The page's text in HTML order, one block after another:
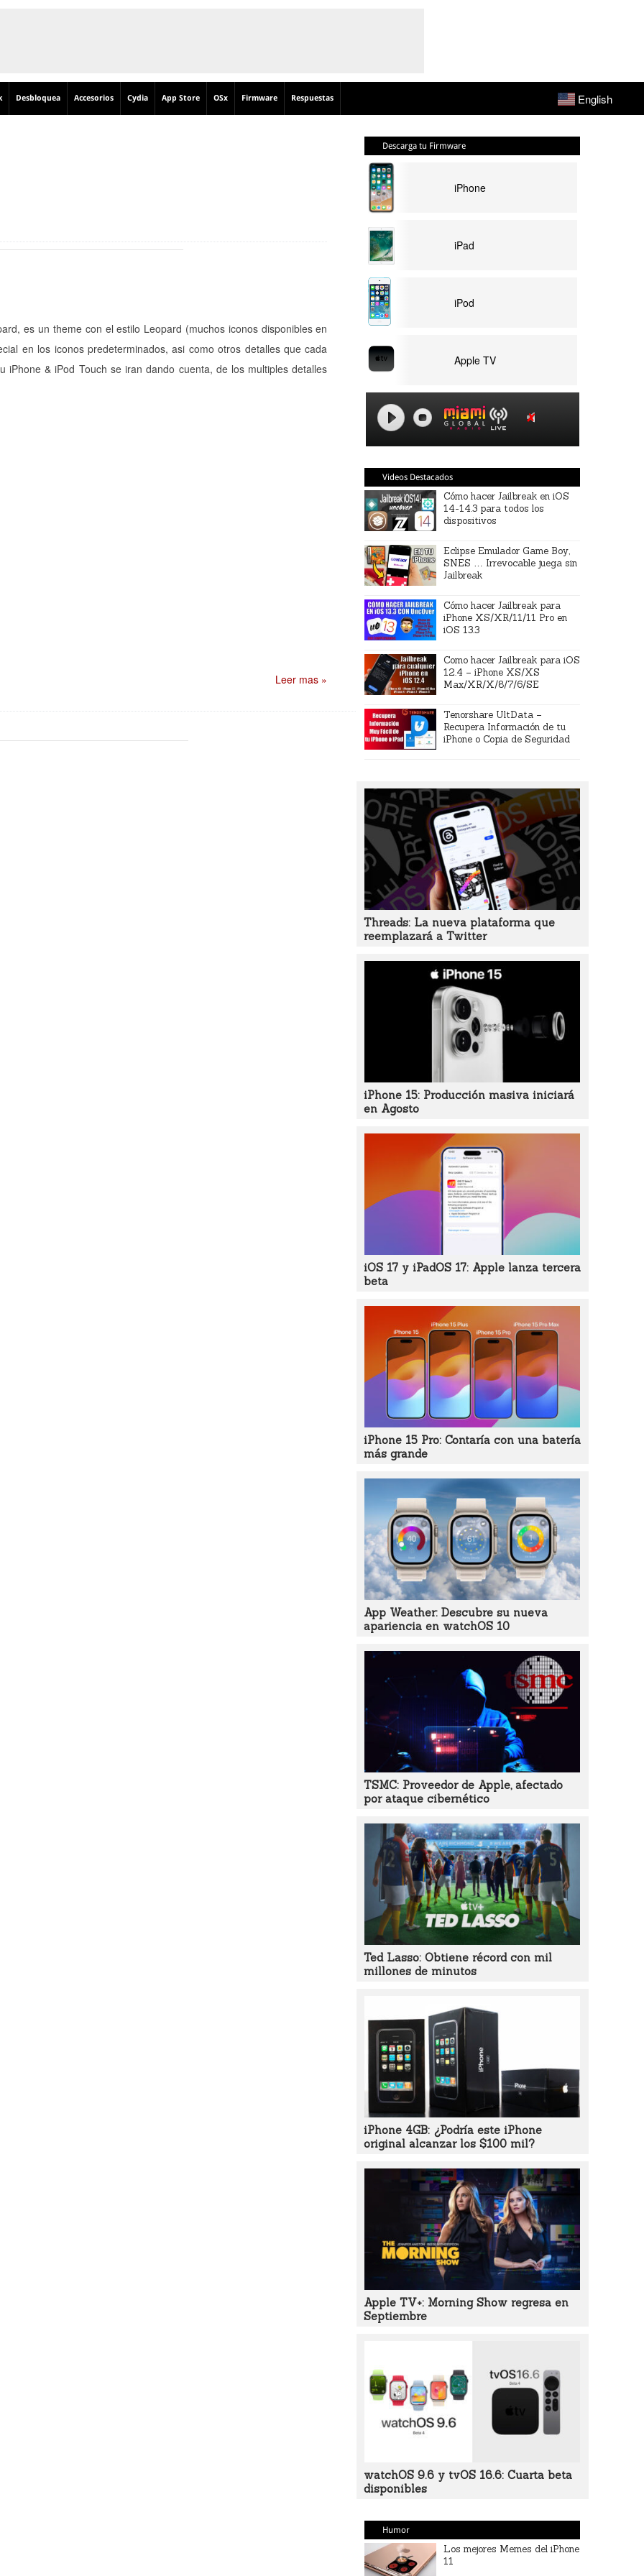
Desbloquea Accesorios Cydia App Store OSx Firmware Respuestas English
es un theme con el estilo Leopard (muchos iconos disponibles en
en los iconos predeterminados, asi como otros detalles que cada
iPhone & iPod Touch se iran dando cuenta, de los multiples detalles
Leer mas »
Descarga tu Firmware
iPhone
iPad
iPod
Apple TV
Videos Destacados
Cómo hacer Jailbreak en iOS
14-14.3 para todos los
dispositivos
Eclipse Emulador Game Boy,
SNES … Irrevocable juega sin
Jailbreak
Cómo hacer Jailbreak para
iPhone XS/XR/11/11 Pro en
iOS 13.3
Como hacer Jailbreak para iOS
12.4 – iPhone XS/XS
Max/XR/X/8/7/6/SE
Tenorshare UltData –
Recupera Información de tu
iPhone o Copia de Seguridad
Threads: La nueva plataforma que
reemplazará a Twitter
iPhone 15: Producción masiva iniciará
en Agosto
iOS 17 y iPadOS 17: Apple lanza tercera
beta
iPhone 15 Pro: Contaría con una batería
más grande
App Weather: Descubre su nueva
apariencia en watchOS 10
TSMC: Proveedor de Apple, afectado
por ataque cibernético
Ted Lasso: Obtiene récord con mil
millones de minutos
iPhone 4GB: ¿Podría este iPhone
original alcanzar los $100 mil?
Apple TV+: Morning Show regresa en
Septiembre
watchOS 9.6 y tvOS 16.6: Cuarta beta
disponibles
Humor
Los mejores Memes del iPhone
11